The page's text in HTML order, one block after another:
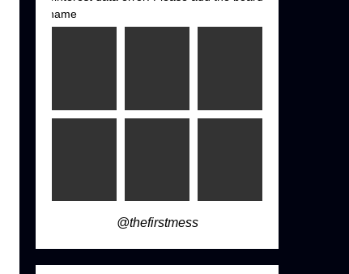
name
@thefirstmess